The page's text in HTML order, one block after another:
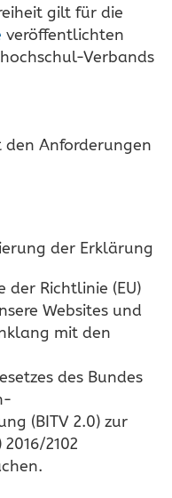
gilt für die
veröffentlichten
Verbands
Anforderungen
der Erklärung
Richtlinie (EU)
Websites und
mit den
des Bundes
(BITV 2.0) zur
2102